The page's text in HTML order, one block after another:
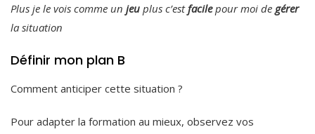
Plus je le vois comme un jeu plus c’estfacilepour moi de gérer
la situation
Définir mon plan B
Comment anticiper cette situation ?
Pour adapter la formation au mieux, observez vos